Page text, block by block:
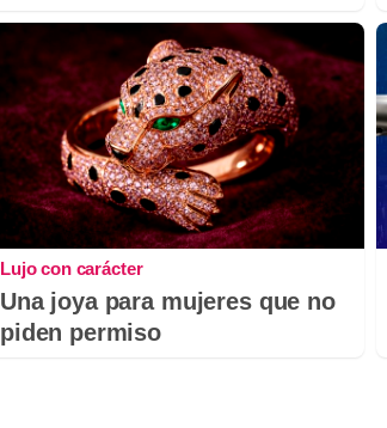
Lujo con carácter
Una joya para mujeres que no
piden permiso